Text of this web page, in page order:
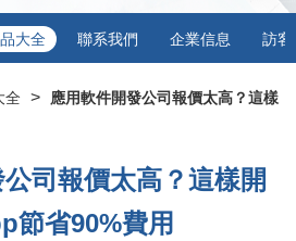
大全 聯系我們 企業信息 訪客
全 >
應用軟件開發公司報價太高？這樣
司報價太高？這樣開
節省90%費用